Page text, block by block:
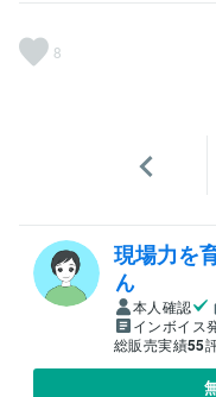
8
現場力を
ん
本人確認
インボイス
総販売実績55